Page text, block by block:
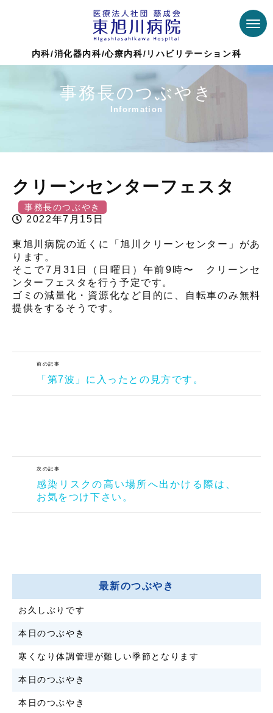
内科/消化器内科/心療内科/リハビリテーション科
事務長のつぶやき
Information
クリーンセンターフェスタ
事務長のつぶやき
2022年7月15日
東旭川病院の近くに「旭川クリーンセンター」があ
ります。
そこで7月31日（日曜日）午前9時〜 クリーンセ
ンターフェスタを行う予定です。
ゴミの減量化・資源化など目的に、自転車のみ無料
提供をするそうです。
前の記事
「第7波」に入ったとの見方です。
次の記事
感染リスクの高い場所へ出かける際は、
お気をつけ下さい。
最新のつぶやき
お久しぶりです
本日のつぶやき
寒くなり体調管理が難しい季節となります
本日のつぶやき
本日のつぶやき